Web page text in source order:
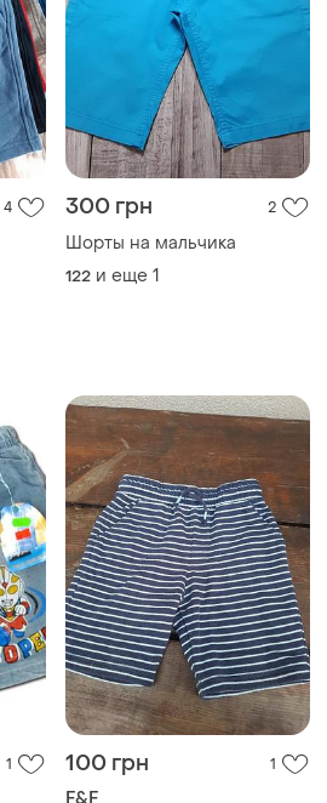
4 300 грн 2
Шорты на мальчика
122 и еще 1
1 100 грн 1